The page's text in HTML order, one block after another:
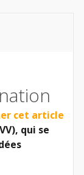
cet article
qui se